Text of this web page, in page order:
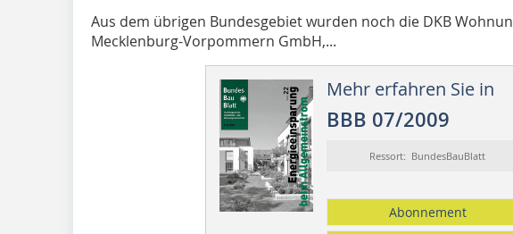
Aus dem übrigen Bundesgebiet wurden noch die DKB
Mecklenburg-Vorpommern GmbH,...
Mehr erfahren Sie in
BBB 07/2009
Ressort: BundesBauBlatt
Abonnement